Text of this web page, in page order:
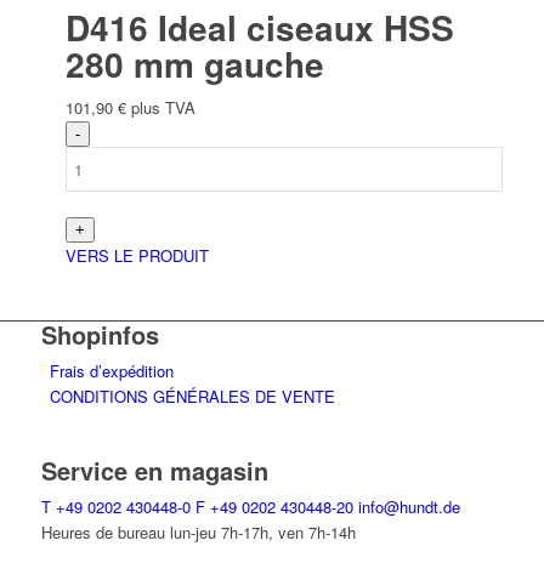
D416 Ideal ciseaux HSS
280 mm gauche
101,90 € plus TVA
VERS LE PRODUIT
Shopinfos
Frais d’expédition
CONDITIONS GÉNÉRALES DE VENTE
Service en magasin
T +49 0202 430448-0 F +49 0202 430448-20 info@hundt.de
Heures de bureau lun-jeu 7h-17h, ven 7h-14h